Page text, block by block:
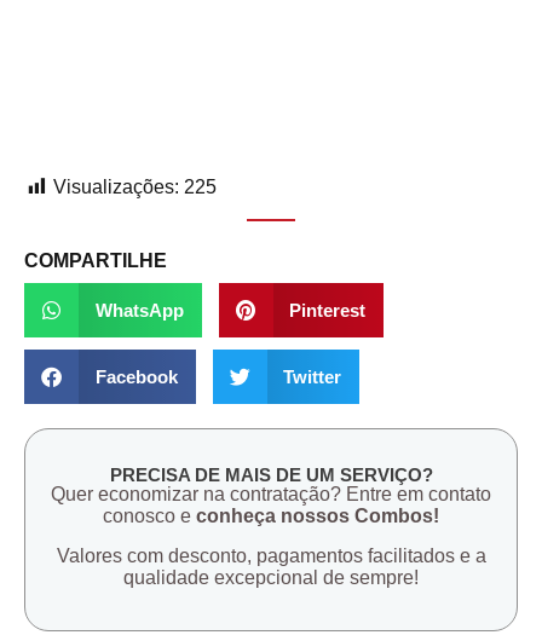
Visualizações: 225
COMPARTILHE
WhatsApp Pinterest
Facebook Twitter
PRECISA DE MAIS DE UM SERVIÇO?
Quer economizar na contratação? Entre em contato
conosco e conheça nossos Combos!
Valores com desconto, pagamentos facilitados e a
qualidade excepcional de sempre!